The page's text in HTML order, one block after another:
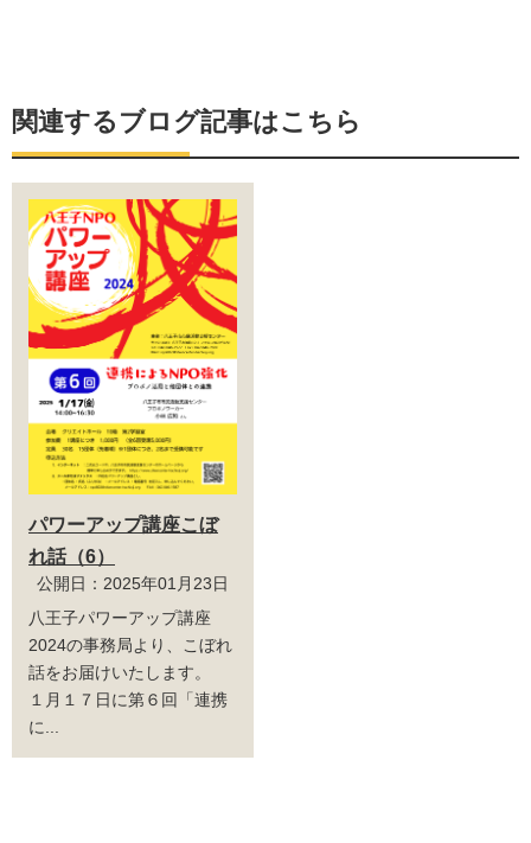
関連するブログ記事はこちら
パワーアップ講座こぼ
れ話（6）
公開日：2025年01月23日
八王子パワーアップ講座
2024の事務局より、こぼれ
話をお届けいたします。
１月１７日に第６回「連携
に...